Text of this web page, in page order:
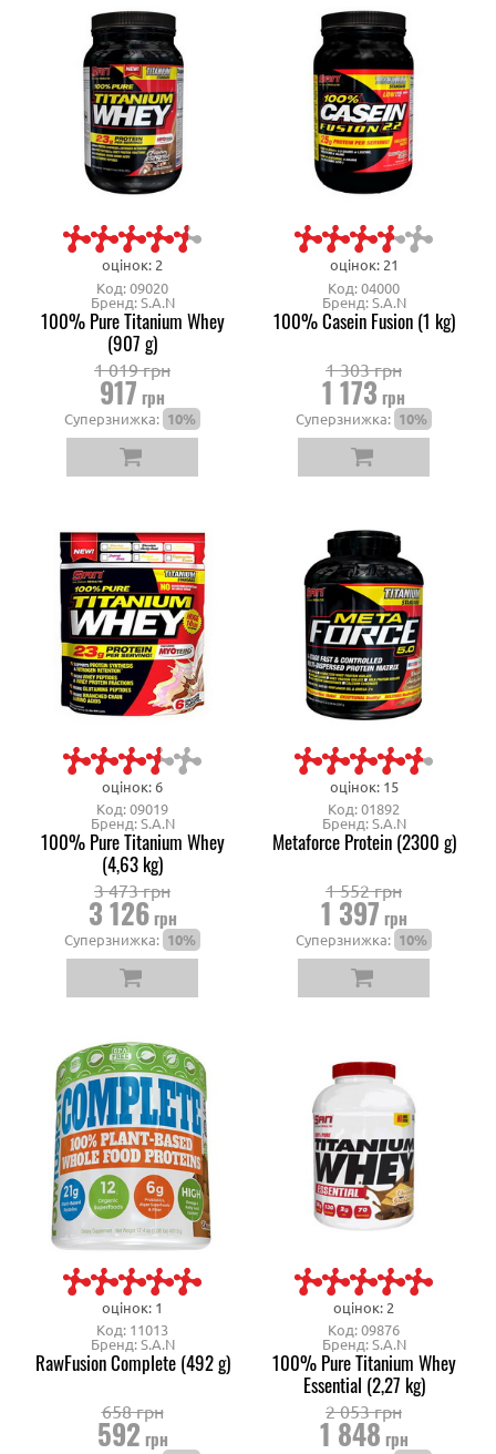
оцінок: 2
Код: 09020
Бренд: S.A.N
100% Pure Titanium Whey
(907 g)
1 019 грн
917 грн
Суперзнижка: 10%
оцінок: 21
Код: 04000
Бренд: S.A.N
100% Casein Fusion (1 kg)
1 303 грн
1 173 грн
Суперзнижка: 10%
оцінок: 6
Код: 09019
Бренд: S.A.N
100% Pure Titanium Whey
(4,63 kg)
3 473 грн
3 126грн
Суперзнижка: 10%
оцінок: 15
Код: 01892
Бренд: S.A.N
Metaforce Protein (2300 g)
1 552 грн
1 397 грн
Суперзнижка: 10%
оцінок: 1
Код: 11013
Бренд: S.A.N
RawFusion Complete (492 g)
658 грн
592 грн
оцінок: 2
Код: 09876
Бренд: S.A.N
100% Pure Titanium Whey
Essential (2,27 kg)
2 053 грн
1 848 грн